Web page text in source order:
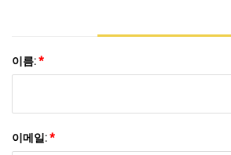
이름:*
이메일:*